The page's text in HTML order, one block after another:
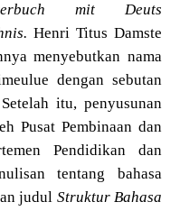
mit Deuts
Henri Titus Damste
menyebutkan nama
dengan sebutan
itu, penyusunan
Pusat Pembinaan dan
Pendidikan dan
tentang bahasa
judul Struktur Bahasa